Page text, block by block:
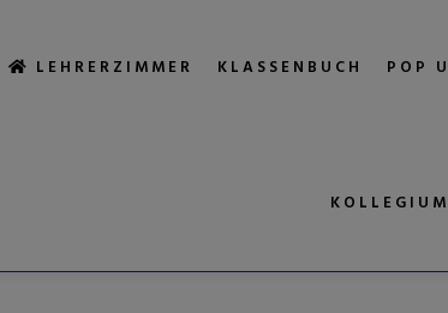
LEHRERZIMMER KLASSENBUCH POP
KOLLEGIUM